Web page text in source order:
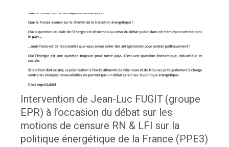
Intervention de Jean-Luc FUGIT (groupe
EPR) à l’occasion du débat sur les
motions de censure RN & LFI sur la
politique énergétique de la France (PPE3)